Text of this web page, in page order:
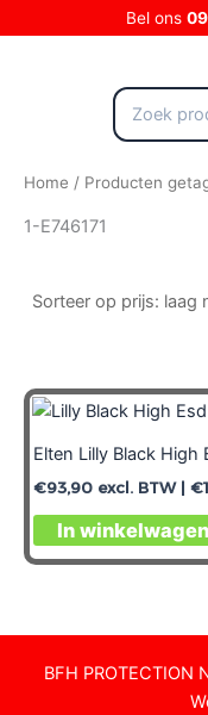
naar
Bel ons
Zoeken
naar:
Home / Producten
1-E746171
Elten Lilly Black High
€93,90 excl. BTW | €
In winkelwagen
BFH